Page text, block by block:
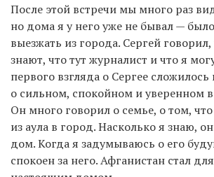
После этой встречи мы много раз
но дома я у него уже не бывал —
выезжать из города. Сергей говорил,
знают, что тут журналист и что я
первого взгляда о Сергее сложилось
о сильном, спокойном и уверенном в
Он много говорил о семье, о том, что
из аула в город. Насколько я знаю,
дом. Когда я задумываюсь о его
спокоен за него. Афганистан стал